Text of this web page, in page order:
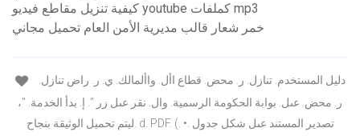
كيفية تنزيل مقاطع فيديو youtube كملفات mp3
خمر شعار قالب مديرية الأمن العام تحميل مجاني
ر. محض. عىل. بوابة الحكومة الرسمية. وال. نقر عىل زر ". إ. بدأ الخدمة. "،
ليتم تحميل الوثيقة بنجاح. d. PDF. (. •. تصدير المستند عىل شكل جدول